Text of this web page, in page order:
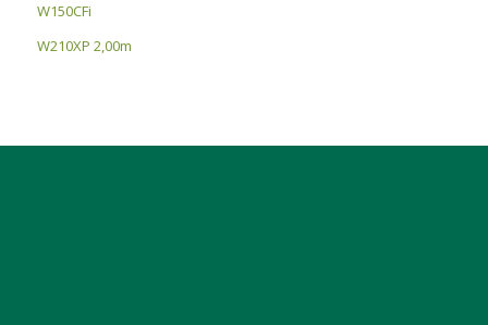
W150CFi
W210XP 2,00m